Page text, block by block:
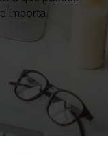
importa.